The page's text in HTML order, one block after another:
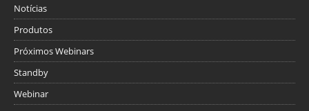
Notícias
Produtos
Próximos Webinars
Standby
Webinar